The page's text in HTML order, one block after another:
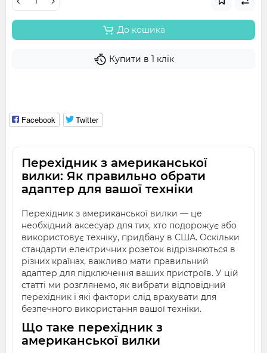
До кошика
Купити в 1 клік
Facebook Twitter
Перехідник з американської
вилки: Як правильно обрати
адаптер для вашої техніки
Перехідник з американської вилки — це
необхідний аксесуар для тих, хто подорожує або
використовує техніку, придбану в США. Оскільки
стандарти електричних розеток відрізняються в
різних країнах, важливо мати правильний
адаптер для підключення ваших пристроїв. У цій
статті ми розглянемо, як вибрати відповідний
перехідник і які фактори слід врахувати для
безпечного використання вашої техніки.
Що таке перехідник з
американської вилки